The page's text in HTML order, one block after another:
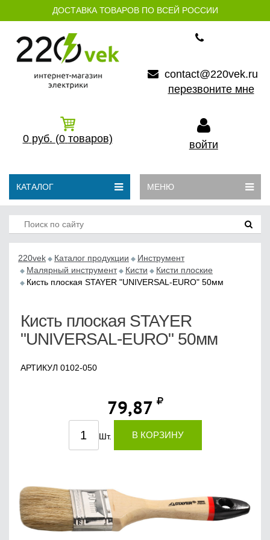
ДОСТАВКА ТОВАРОВ ПО ВСЕЙ РОССИИ
contact@220vek.ru
перезвоните мне
0 руб. (0 товаров) войти
КАТАЛОГ МЕНЮ
220vek Каталог продукции
Инструмент
Малярный инструмент
Кисти
Кисти плоские
Кисть плоская STAYER "UNIVERSAL-EURO" 50мм
Кисть плоская STAYER
"UNIVERSAL-EURO" 50мм
АРТИКУЛ 0102-050
79,87
Шт. В КОРЗИНУ